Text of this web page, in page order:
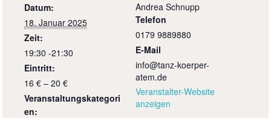
Datum:
18. Januar 2025
Zeit:
19:30 -21:30
Eintritt:
16 € – 20 €
Veranstaltungskategori
en:
Andrea Schnupp
Telefon
0179 9889880
E-Mail
info@tanz-koerper-
atem.de
Veranstalter-Website
anzeigen